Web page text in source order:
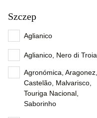
Szczep
Aglianico
Aglianico, Nero di Troia
Agronómica, Aragonez,
Castelão, Malvarisco,
Touriga Nacional,
Saborinho